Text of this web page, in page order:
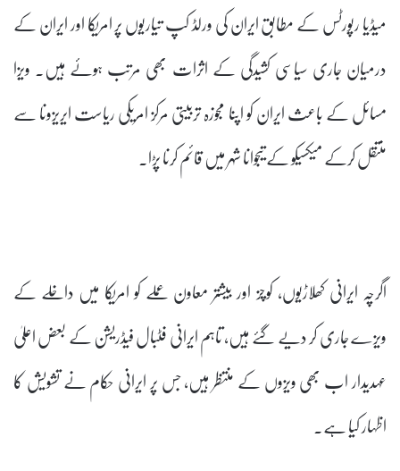
میڈیا رپورٹس کے مطابق ایران کی ورلڈ کپ تیاریوں پر امریکا اور ایران کے
درمیان جاری سیاسی کشیدگی کے اثرات بھی مرتب ہوئے ہیں۔ ویزا
مسائل کے باعث ایران کو اپنا مجوزہ تربیتی مرکز امریکی ریاست ایریزونا سے
منتقل کرکے میکسیکو کے تیجوانا شہر میں قائم کرنا پڑا۔
اگرچہ ایرانی کھلاڑیوں، کوچز اور بیشتر معاون عملے کو امریکا میں داخلے کے
ویزے جاری کر دیے گئے ہیں، تاہم ایرانی فٹبال فیڈریشن کے بعض اعلیٰ
عہدیدار اب بھی ویزوں کے منتظر ہیں، جس پر ایرانی حکام نے تشویش کا
اظہار کیا ہے۔